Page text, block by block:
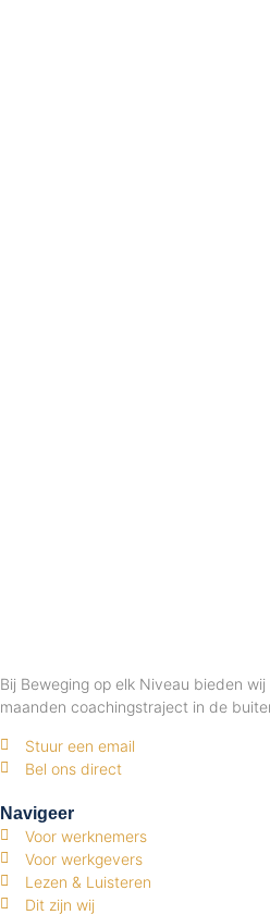
Bij Beweging op elk Niveau bieden
maanden coachingstraject in de
Stuur een email
Bel ons direct
Navigeer
Voor werknemers
Voor werkgevers
Lezen & Luisteren
Dit zijn wij